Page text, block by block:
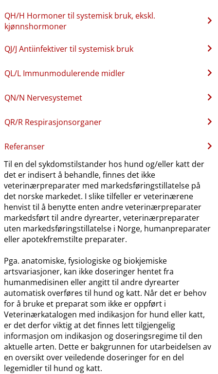
QH​/​H Hormoner til systemisk bruk, ekskl.
kjønnshormoner
QJ​/​J Antiinfektiver til systemisk bruk
QL​/​L Immunmodulerende midler
QN​/​N Nervesystemet
QR​/​R Respirasjonsorganer
Referanser
Til en del sykdomstilstander hos hund og​/​eller katt der
det er indisert å behandle, finnes det ikke
veterinærpreparater med markedsføringstillatelse på
det norske markedet. I slike tilfeller er veterinærene
henvist til å benytte enten andre veterinærpreparater
markedsført til andre dyrearter, veterinærpreparater
uten markedsføringstillatelse i Norge, humanpreparater
eller apotekfremstilte preparater.
Pga. anatomiske, fysiologiske og biokjemiske
artsvariasjoner, kan ikke doseringer hentet fra
humanmedisinen eller angitt til andre dyrearter
automatisk overføres til hund og katt. Når det er behov
for å bruke et preparat som ikke er oppført i
Veterinærkatalogen med indikasjon for hund eller katt,
er det derfor viktig at det finnes lett tilgjengelig
informasjon om indikasjon og doseringsregime til den
aktuelle arten. Dette er bakgrunnen for utarbeidelsen av
en oversikt over veiledende doseringer for en del
legemidler til hund og katt.